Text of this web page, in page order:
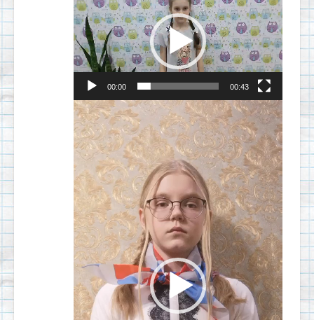
00:00 00:43
Видеоплеер